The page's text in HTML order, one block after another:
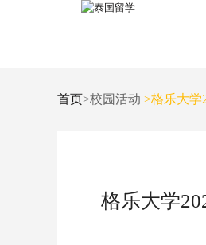
首页>校园活动 >格乐大学
格乐大学